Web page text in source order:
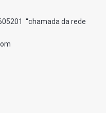
“chamada da rede